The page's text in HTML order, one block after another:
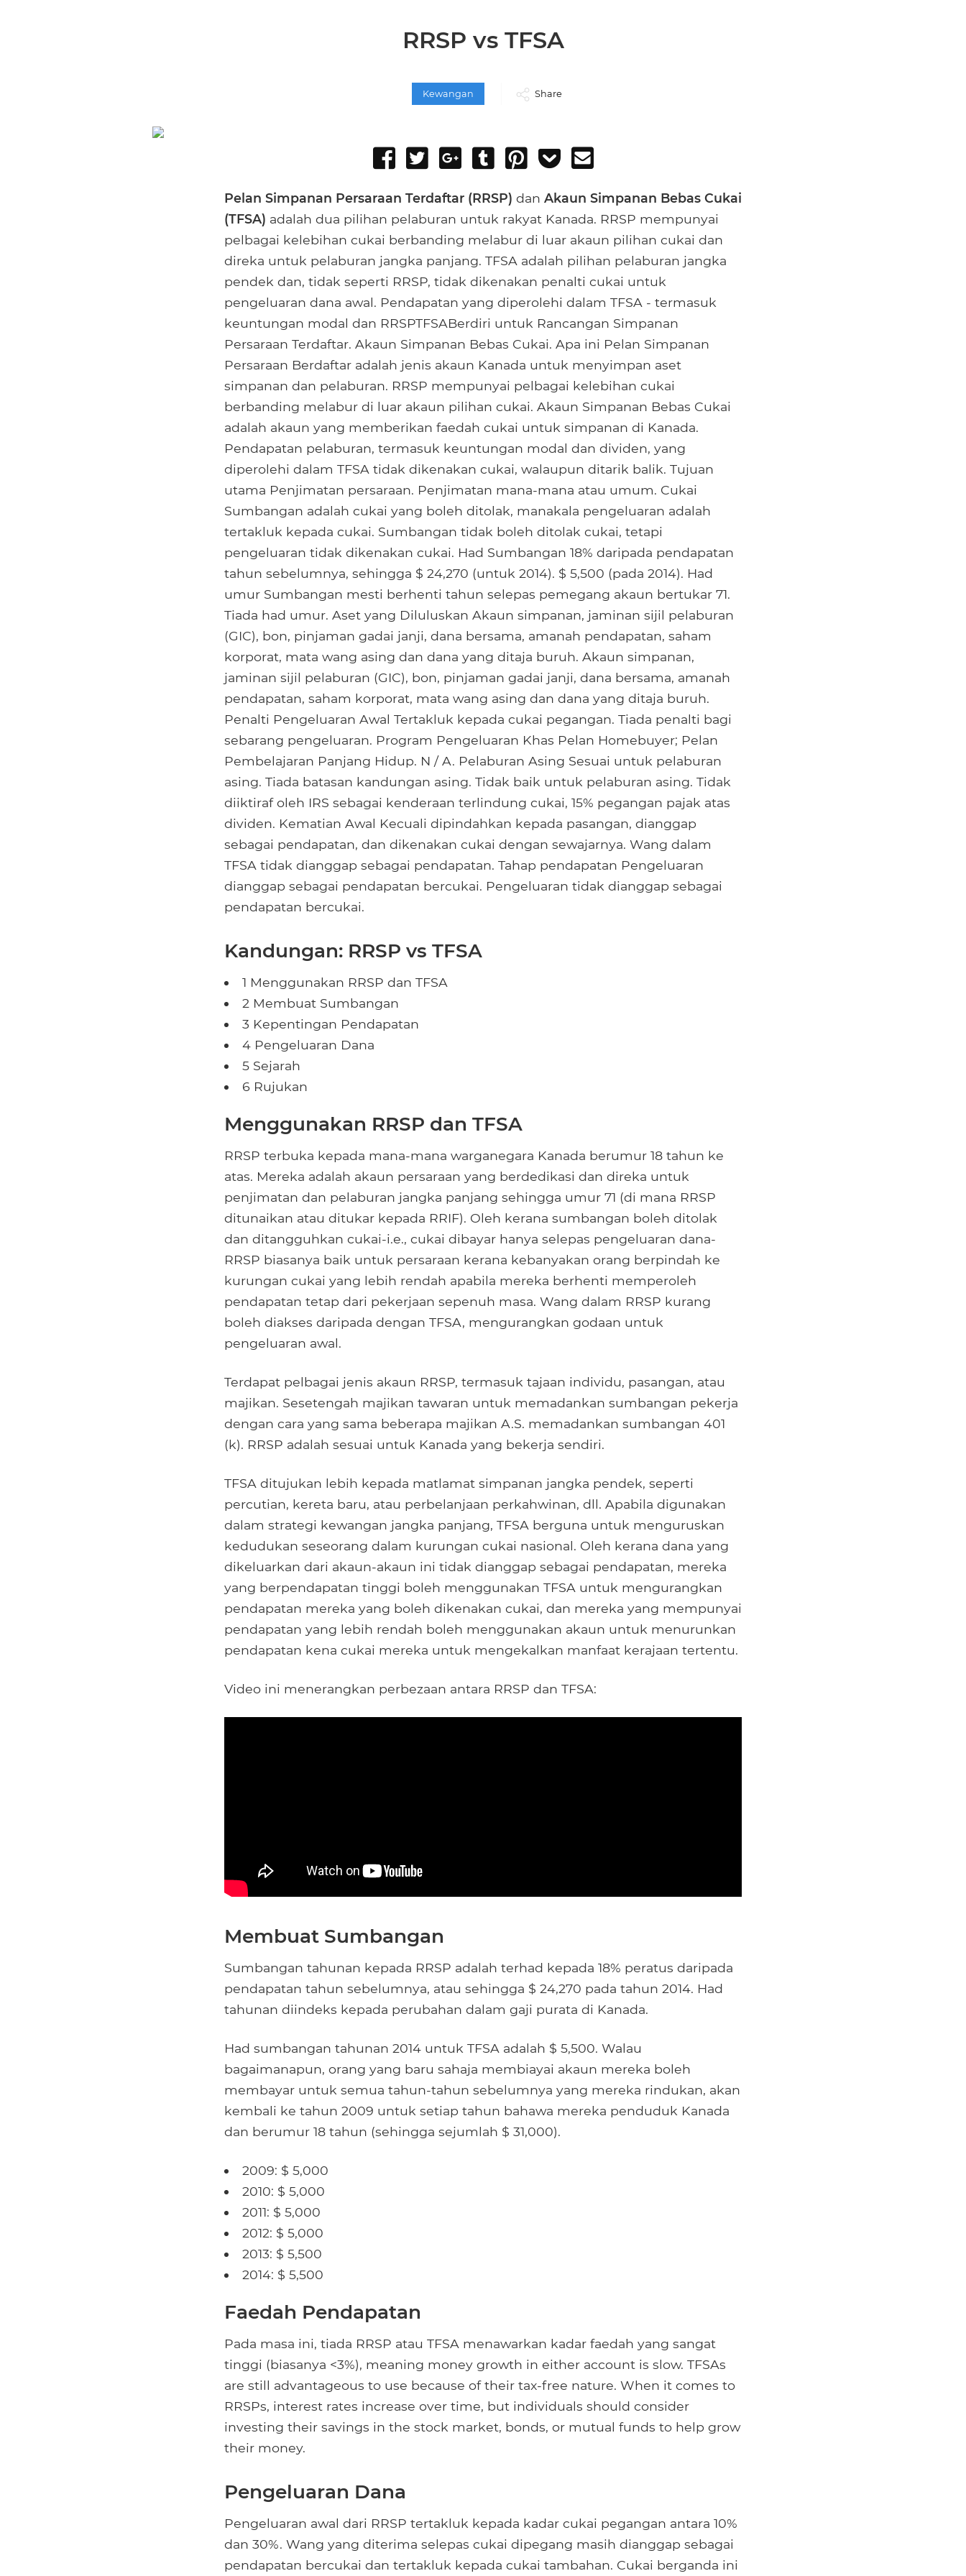
RRSP vs TFSA
Kewangan Share
Share
Facebook
Tweet
Share
Google+
Post
Tumblr
Pin
Add
Pocket
Pelan Simpanan Persaraan Terdaftar (RRSP) dan Akaun Simpanan Bebas Cukai
(TFSA) adalah dua pilihan pelaburan untuk rakyat Kanada. RRSP mempunyai
pelbagai kelebihan cukai berbanding melabur di luar akaun pilihan cukai dan
direka untuk pelaburan jangka panjang. TFSA adalah pilihan pelaburan jangka
pendek dan, tidak seperti RRSP, tidak dikenakan penalti cukai untuk
pengeluaran dana awal. Pendapatan yang diperolehi dalam TFSA - termasuk
keuntungan modal dan RRSPTFSABerdiri untuk Rancangan Simpanan
Persaraan Terdaftar. Akaun Simpanan Bebas Cukai. Apa ini Pelan Simpanan
Persaraan Berdaftar adalah jenis akaun Kanada untuk menyimpan aset
simpanan dan pelaburan. RRSP mempunyai pelbagai kelebihan cukai
berbanding melabur di luar akaun pilihan cukai. Akaun Simpanan Bebas Cukai
adalah akaun yang memberikan faedah cukai untuk simpanan di Kanada.
Pendapatan pelaburan, termasuk keuntungan modal dan dividen, yang
diperolehi dalam TFSA tidak dikenakan cukai, walaupun ditarik balik. Tujuan
utama Penjimatan persaraan. Penjimatan mana-mana atau umum. Cukai
Sumbangan adalah cukai yang boleh ditolak, manakala pengeluaran adalah
tertakluk kepada cukai. Sumbangan tidak boleh ditolak cukai, tetapi
pengeluaran tidak dikenakan cukai. Had Sumbangan 18% daripada pendapatan
tahun sebelumnya, sehingga $ 24,270 (untuk 2014). $ 5,500 (pada 2014). Had
umur Sumbangan mesti berhenti tahun selepas pemegang akaun bertukar 71.
Tiada had umur. Aset yang Diluluskan Akaun simpanan, jaminan sijil pelaburan
(GIC), bon, pinjaman gadai janji, dana bersama, amanah pendapatan, saham
korporat, mata wang asing dan dana yang ditaja buruh. Akaun simpanan,
jaminan sijil pelaburan (GIC), bon, pinjaman gadai janji, dana bersama, amanah
pendapatan, saham korporat, mata wang asing dan dana yang ditaja buruh.
Penalti Pengeluaran Awal Tertakluk kepada cukai pegangan. Tiada penalti bagi
sebarang pengeluaran. Program Pengeluaran Khas Pelan Homebuyer; Pelan
Pembelajaran Panjang Hidup. N / A. Pelaburan Asing Sesuai untuk pelaburan
asing. Tiada batasan kandungan asing. Tidak baik untuk pelaburan asing. Tidak
diiktiraf oleh IRS sebagai kenderaan terlindung cukai, 15% pegangan pajak atas
dividen. Kematian Awal Kecuali dipindahkan kepada pasangan, dianggap
sebagai pendapatan, dan dikenakan cukai dengan sewajarnya. Wang dalam
TFSA tidak dianggap sebagai pendapatan. Tahap pendapatan Pengeluaran
dianggap sebagai pendapatan bercukai. Pengeluaran tidak dianggap sebagai
pendapatan bercukai.
Kandungan: RRSP vs TFSA
1 Menggunakan RRSP dan TFSA
2 Membuat Sumbangan
3 Kepentingan Pendapatan
4 Pengeluaran Dana
5 Sejarah
6 Rujukan
Menggunakan RRSP dan TFSA
RRSP terbuka kepada mana-mana warganegara Kanada berumur 18 tahun ke
atas. Mereka adalah akaun persaraan yang berdedikasi dan direka untuk
penjimatan dan pelaburan jangka panjang sehingga umur 71 (di mana RRSP
ditunaikan atau ditukar kepada RRIF). Oleh kerana sumbangan boleh ditolak
dan ditangguhkan cukai-i.e., cukai dibayar hanya selepas pengeluaran dana-
RRSP biasanya baik untuk persaraan kerana kebanyakan orang berpindah ke
kurungan cukai yang lebih rendah apabila mereka berhenti memperoleh
pendapatan tetap dari pekerjaan sepenuh masa. Wang dalam RRSP kurang
boleh diakses daripada dengan TFSA, mengurangkan godaan untuk
pengeluaran awal.
Terdapat pelbagai jenis akaun RRSP, termasuk tajaan individu, pasangan, atau
majikan. Sesetengah majikan tawaran untuk memadankan sumbangan pekerja
dengan cara yang sama beberapa majikan A.S. memadankan sumbangan 401
(k). RRSP adalah sesuai untuk Kanada yang bekerja sendiri.
TFSA ditujukan lebih kepada matlamat simpanan jangka pendek, seperti
percutian, kereta baru, atau perbelanjaan perkahwinan, dll. Apabila digunakan
dalam strategi kewangan jangka panjang, TFSA berguna untuk menguruskan
kedudukan seseorang dalam kurungan cukai nasional. Oleh kerana dana yang
dikeluarkan dari akaun-akaun ini tidak dianggap sebagai pendapatan, mereka
yang berpendapatan tinggi boleh menggunakan TFSA untuk mengurangkan
pendapatan mereka yang boleh dikenakan cukai, dan mereka yang mempunyai
pendapatan yang lebih rendah boleh menggunakan akaun untuk menurunkan
pendapatan kena cukai mereka untuk mengekalkan manfaat kerajaan tertentu.
Video ini menerangkan perbezaan antara RRSP dan TFSA:
Membuat Sumbangan
Sumbangan tahunan kepada RRSP adalah terhad kepada 18% peratus daripada
pendapatan tahun sebelumnya, atau sehingga $ 24,270 pada tahun 2014. Had
tahunan diindeks kepada perubahan dalam gaji purata di Kanada.
Had sumbangan tahunan 2014 untuk TFSA adalah $ 5,500. Walau
bagaimanapun, orang yang baru sahaja membiayai akaun mereka boleh
membayar untuk semua tahun-tahun sebelumnya yang mereka rindukan, akan
kembali ke tahun 2009 untuk setiap tahun bahawa mereka penduduk Kanada
dan berumur 18 tahun (sehingga sejumlah $ 31,000).
2009: $ 5,000
2010: $ 5,000
2011: $ 5,000
2012: $ 5,000
2013: $ 5,500
2014: $ 5,500
Faedah Pendapatan
Pada masa ini, tiada RRSP atau TFSA menawarkan kadar faedah yang sangat
tinggi (biasanya <3%), meaning money growth in either account is slow. TFSAs
are still advantageous to use because of their tax-free nature. When it comes to
RRSPs, interest rates increase over time, but individuals should consider
investing their savings in the stock market, bonds, or mutual funds to help grow
their money.
Pengeluaran Dana
Pengeluaran awal dari RRSP tertakluk kepada kadar cukai pegangan antara 10%
dan 30%. Wang yang diterima selepas cukai dipegang masih dianggap sebagai
pendapatan bercukai dan tertakluk kepada cukai tambahan. Cukai berganda ini